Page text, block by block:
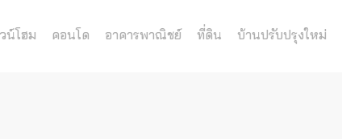
น์โฮม คอนโด อาคารพาณิชย์ ที่ดิน บ้านปรับปรุงใหม่